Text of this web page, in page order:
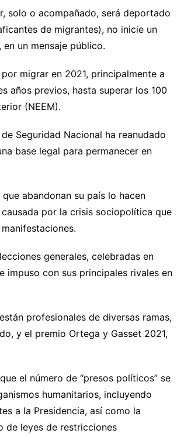
solo o acompañado, será deportado
de migrantes), no inicie un
un mensaje público.
migrar en 2021, principalmente a
años previos, hasta superar los 100
(NEEM).
Seguridad Nacional ha reanudado
base legal para permanecer en
abandonan su país lo hacen
por la crisis sociopolítica que
generales, celebradas en
impuso con sus principales rivales en
profesionales de diversas ramas,
y el premio Ortega y Gasset 2021,
el número de “presos políticos” se
humanitarios, incluyendo
a la Presidencia, así como la
de leyes de restricciones